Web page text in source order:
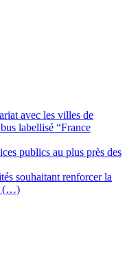
avec les villes de
labellisé “France
publics au plus près des
souhaitant renforcer la
(…)